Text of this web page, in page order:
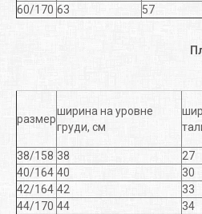
60/170 63 57
размер
ширина на уровне
груди, см
38/158 38 27
40/164 40 30
42/164 42 33
44/170 44 34